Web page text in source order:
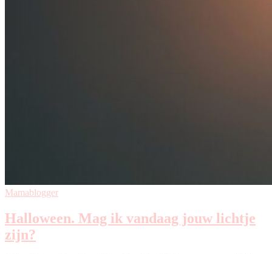
Mamablogger
Halloween. Mag ik vandaag jouw lichtje
zijn?